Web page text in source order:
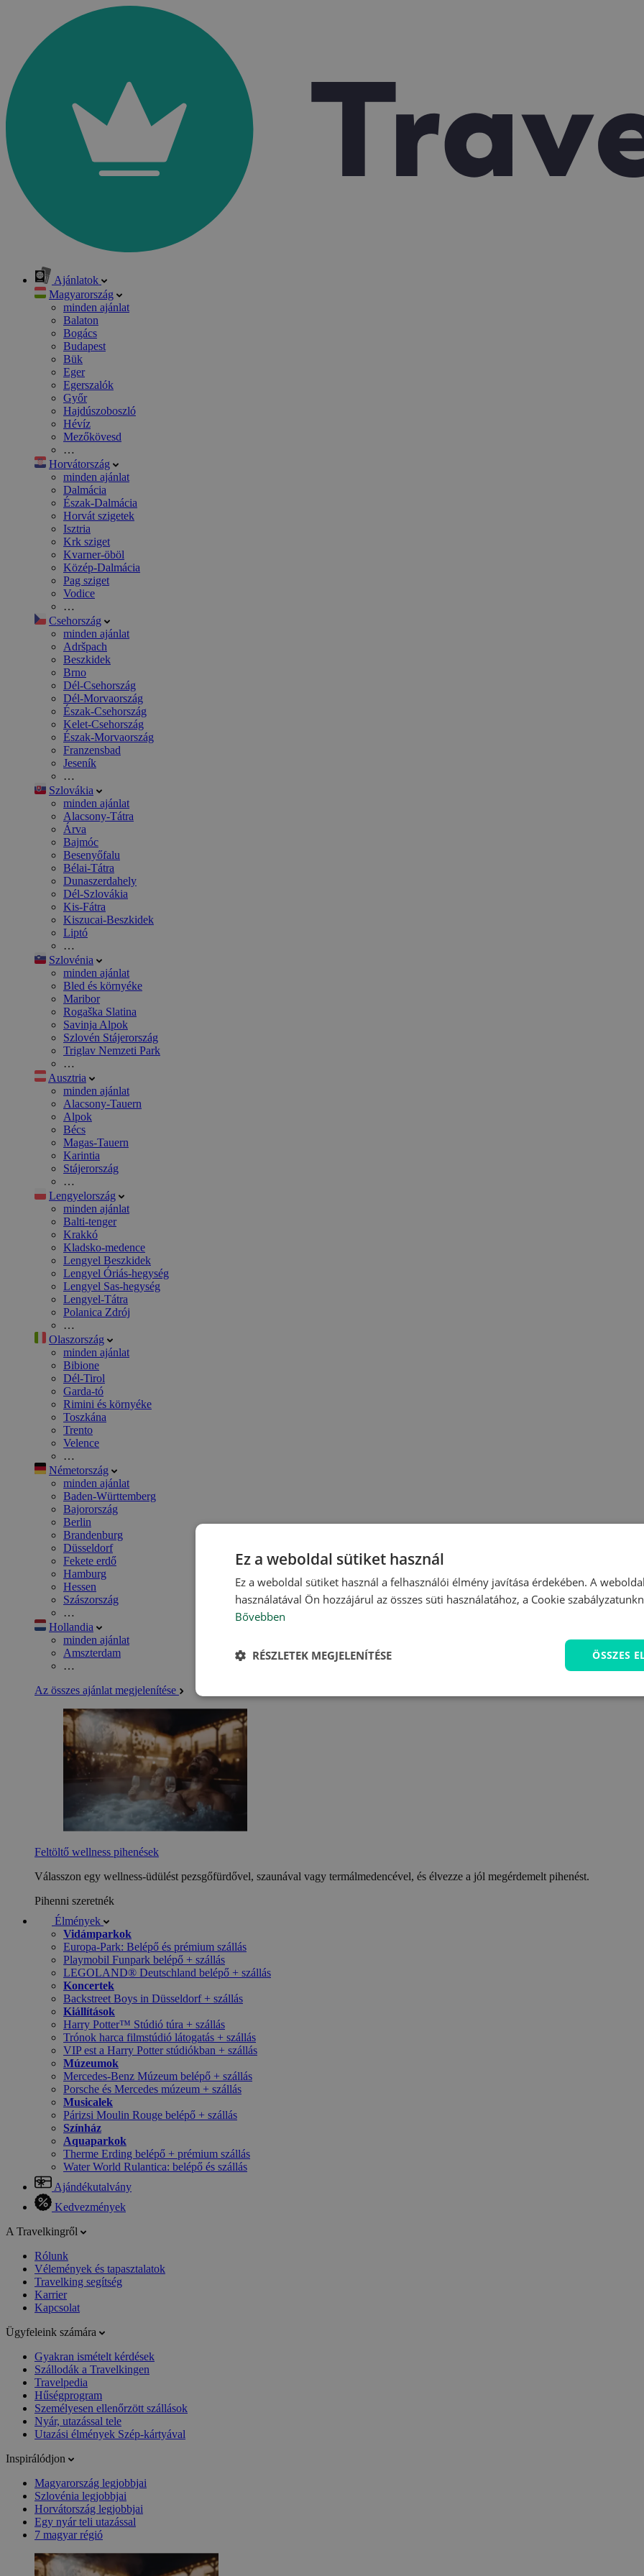
Ajánlatok
Magyarország
minden ajánlat
Balaton
Bogács
Budapest
Bük
Eger
Egerszalók
Győr
Hajdúszoboszló
Hévíz
Mezőkövesd
…
Horvátország
minden ajánlat
Dalmácia
Észak-Dalmácia
Horvát szigetek
Isztria
Krk sziget
Kvarner-öböl
Közép-Dalmácia
Pag sziget
Vodice
…
Csehország
minden ajánlat
Adršpach
Beszkidek
Brno
Dél-Csehország
Dél-Morvaország
Észak-Csehország
Kelet-Csehország
Észak-Morvaország
Franzensbad
Jeseník
…
Szlovákia
minden ajánlat
Alacsony-Tátra
Árva
Bajmóc
Besenyőfalu
Bélai-Tátra
Dunaszerdahely
Dél-Szlovákia
Kis-Fátra
Kiszucai-Beszkidek
Liptó
…
Szlovénia
minden ajánlat
Bled és környéke
Maribor
Rogaška Slatina
Savinja Alpok
Szlovén Stájerország
Triglav Nemzeti Park
…
Ausztria
minden ajánlat
Alacsony-Tauern
Alpok
Bécs
Magas-Tauern
Karintia
Stájerország
…
Lengyelország
minden ajánlat
Balti-tenger
Krakkó
Kladsko-medence
Lengyel Beszkidek
Lengyel Óriás-hegység
Lengyel Sas-hegység
Lengyel-Tátra
Polanica Zdrój
…
Olaszország
minden ajánlat
Bibione
Dél-Tirol
Garda-tó
Rimini és környéke
Toszkána
Trento
Velence
…
Németország
minden ajánlat
Baden-Württemberg
Bajorország
Berlin
Brandenburg
Düsseldorf
Fekete erdő
Hamburg
Hessen
Szászország
…
Hollandia
minden ajánlat
Amszterdam
…
Az összes ajánlat megjelenítése
Feltöltő wellness pihenések
Válasszon egy wellness-üdülést pezsgőfürdővel, szaunával vagy termálmedencével, és élvezze a jól megérdemelt pihenést.
Pihenni szeretnék
Élmények
Vidámparkok
Europa-Park: Belépő és prémium szállás
Playmobil Funpark belépő + szállás
LEGOLAND® Deutschland belépő + szállás
Koncertek
Backstreet Boys in Düsseldorf + szállás
Kiállítások
Harry Potter™ Stúdió túra + szállás
Trónok harca filmstúdió látogatás + szállás
VIP est a Harry Potter stúdiókban + szállás
Múzeumok
Mercedes-Benz Múzeum belépő + szállás
Porsche és Mercedes múzeum + szállás
Musicalek
Párizsi Moulin Rouge belépő + szállás
Színház
Aquaparkok
Therme Erding belépő + prémium szállás
Water World Rulantica: belépő és szállás
Ajándékutalvány
Kedvezmények
A Travelkingről
Rólunk
Vélemények és tapasztalatok
Travelking segítség
Karrier
Kapcsolat
Ügyfeleink számára
Gyakran ismételt kérdések
Szállodák a Travelkingen
Travelpedia
Hűségprogram
Személyesen ellenőrzött szállások
Nyár, utazással tele
Utazási élmények Szép-kártyával
Inspirálódjon
Magyarország legjobbjai
Szlovénia legjobbjai
Horvátország legjobbjai
Egy nyár teli utazással
7 magyar régió
Ez a weboldal sütiket használ
Ez a weboldal sütiket használ a felhasználói élmény javítása érdekében. A
használatával Ön hozzájárul az összes süti használatához, a Cookie
Bővebben
ÖSSZES
RÉSZLETEK MEGJELENÍTÉSE